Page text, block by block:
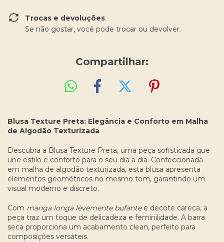
Trocas e devoluções
Se não gostar, você pode trocar ou devolver.
Compartilhar:
Blusa Texture Preta: Elegância e Conforto em Malha
de Algodão Texturizada
Descubra a Blusa Texture Preta, uma peça sofisticada que
une estilo e conforto para o seu dia a dia. Confeccionada
em malha de algodão texturizada, esta blusa apresenta
elementos geométricos no mesmo tom, garantindo um
visual moderno e discreto.
Com manga longa levemente bufantee decote careca, a
peça traz um toque de delicadeza e feminilidade. A barra
seca proporciona um acabamento clean, perfeito para
composições versáteis.